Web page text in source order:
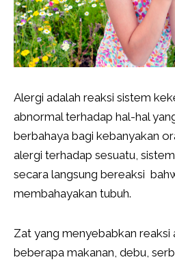
Alergi adalah reaksi sistem
abnormal terhadap hal-hal
berbahaya bagi kebanyakan
alergi terhadap sesuatu,
secara langsung bereaksi
membahayakan tubuh.
Zat yang menyebabkan reaksi
beberapa makanan, debu,